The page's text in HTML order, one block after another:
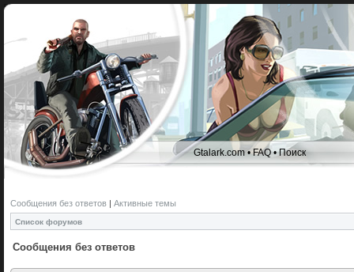
Gtalark.com •FAQ•Поиск
Сообщения без ответов | Активные темы
Список форумов
Сообщения без ответов